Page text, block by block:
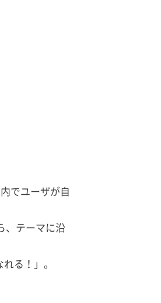
でユーザが自
、テーマに沿
る！」。